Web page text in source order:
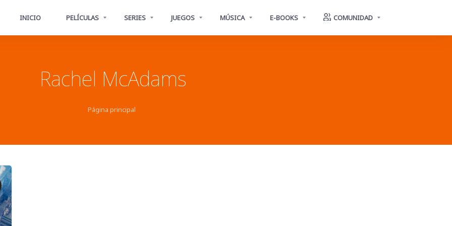
INICIO PELÍCULAS SERIES JUEGOS MÚSICA E-BOOKS COMUNIDAD
Rachel McAdams
Página principal